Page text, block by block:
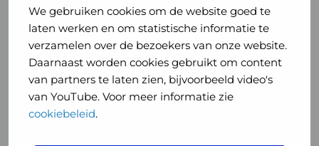
We gebruiken cookies om de website goed te
laten werken en om statistische informatie te
verzamelen over de bezoekers van onze website.
Daarnaast worden cookies gebruikt om content
van partners te laten zien, bijvoorbeeld video's
van YouTube. Voor meer informatie zie
cookiebeleid.
of
GGD
GHOR
Nederland
of
GGD
GHOR
Nederland
GGD Reizen op social media
GGD Reizen